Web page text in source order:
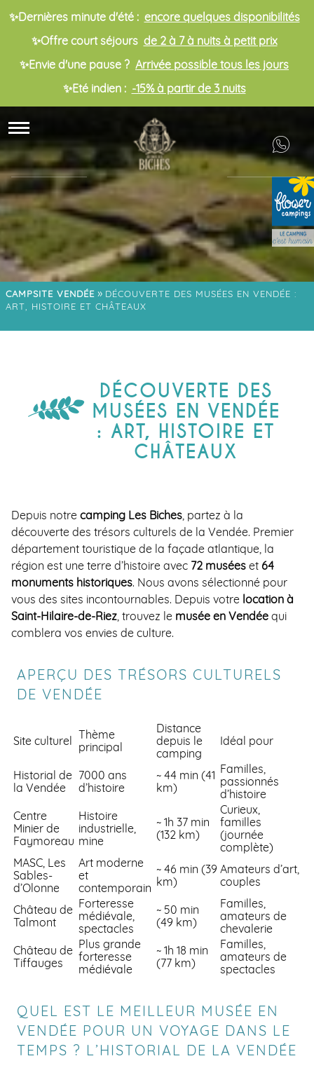
✨Dernières minute d'été : encore quelques disponibilités
✨Offre court séjours de 2 à 7 à nuits à petit prix
✨Envie d'une pause ? Arrivée possible tous les jours
✨Eté indien : -15% à partir de 3 nuits
CAMPSITE VENDÉE » DÉCOUVERTE DES MUSÉES EN VENDÉE :
ART, HISTOIRE ET CHÂTEAUX
DÉCOUVERTE DES
MUSÉES EN VENDÉE
: ART, HISTOIRE ET
CHÂTEAUX
Depuis notre camping Les Biches , partez à la
découverte des trésors culturels de la Vendée. Premier
département touristique de la façade atlantique, la
région est une terre d’histoire avec 72 musées et 64
monuments historiques. Nous avons sélectionné pour
vous des sites incontournables. Depuis votre location à
Saint-Hilaire-de-Riez , trouvez le musée en Vendée qui
comblera vos envies de culture.
APERÇU DES TRÉSORS CULTURELS
DE VENDÉE
Site culturel
Thème
principal
Distance
depuis le
camping
Idéal pour
Historial de
la Vendée
7000 ans
d’histoire
~ 44 min (41
km)
Familles,
passionnés
d’histoire
Centre
Minier de
Faymoreau
Histoire
industrielle,
mine
~ 1h 37 min
(132 km)
Curieux,
familles
(journée
complète)
MASC, Les
Sables-
d’Olonne
Art moderne
et
contemporain
~ 46 min (39
km)
Amateurs d’art,
couples
Château de
Talmont
Forteresse
médiévale,
spectacles
~ 50 min
(49 km)
Familles,
amateurs de
chevalerie
Château de
Tiffauges
Plus grande
forteresse
médiévale
~ 1h 18 min
(77 km)
Familles,
amateurs de
spectacles
QUEL EST LE MEILLEUR MUSÉE EN
VENDÉE POUR UN VOYAGE DANS LE
TEMPS ? L’HISTORIAL DE LA VENDÉE